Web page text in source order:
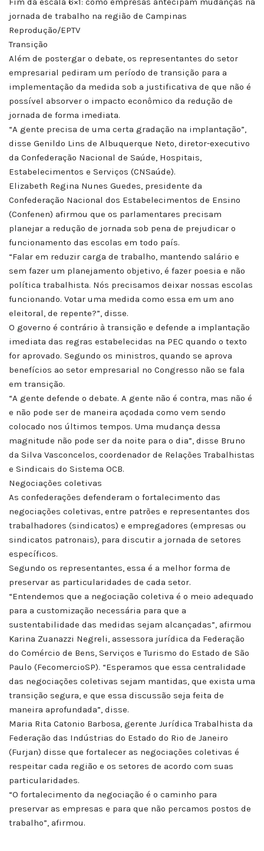
jornada de trabalho na região de Campinas
Reprodução/EPTV
Transição
Além de postergar o debate, os representantes do setor
empresarial pediram um período de transição para a
implementação da medida sob a justificativa de que não é
possível absorver o impacto econômico da redução de
jornada de forma imediata.
“A gente precisa de uma certa gradação na implantação”,
disse Genildo Lins de Albuquerque Neto, diretor-executivo
da Confederação Nacional de Saúde, Hospitais,
Estabelecimentos e Serviços (CNSaúde).
Elizabeth Regina Nunes Guedes, presidente da
Confederação Nacional dos Estabelecimentos de Ensino
(Confenen) afirmou que os parlamentares precisam
planejar a redução de jornada sob pena de prejudicar o
funcionamento das escolas em todo país.
“Falar em reduzir carga de trabalho, mantendo salário e
sem fazer um planejamento objetivo, é fazer poesia e não
política trabalhista. Nós precisamos deixar nossas escolas
funcionando. Votar uma medida como essa em um ano
eleitoral, de repente?”, disse.
O governo é contrário à transição e defende a implantação
imediata das regras estabelecidas na PEC quando o texto
for aprovado. Segundo os ministros, quando se aprova
benefícios ao setor empresarial no Congresso não se fala
em transição.
“A gente defende o debate. A gente não é contra, mas não é
e não pode ser de maneira açodada como vem sendo
colocado nos últimos tempos. Uma mudança dessa
magnitude não pode ser da noite para o dia”, disse Bruno
da Silva Vasconcelos, coordenador de Relações Trabalhistas
e Sindicais do Sistema OCB.
Negociações coletivas
As confederações defenderam o fortalecimento das
negociações coletivas, entre patrões e representantes dos
trabalhadores (sindicatos) e empregadores (empresas ou
sindicatos patronais), para discutir a jornada de setores
específicos.
Segundo os representantes, essa é a melhor forma de
preservar as particularidades de cada setor.
“Entendemos que a negociação coletiva é o meio adequado
para a customização necessária para que a
sustentabilidade das medidas sejam alcançadas”, afirmou
Karina Zuanazzi Negreli, assessora jurídica da Federação
do Comércio de Bens, Serviços e Turismo do Estado de São
Paulo (FecomercioSP). “Esperamos que essa centralidade
das negociações coletivas sejam mantidas, que exista uma
transição segura, e que essa discussão seja feita de
maneira aprofundada”, disse.
Maria Rita Catonio Barbosa, gerente Jurídica Trabalhista da
Federação das Indústrias do Estado do Rio de Janeiro
(Furjan) disse que fortalecer as negociações coletivas é
respeitar cada região e os setores de acordo com suas
particularidades.
“O fortalecimento da negociação é o caminho para
preservar as empresas e para que não percamos postos de
trabalho”, afirmou.